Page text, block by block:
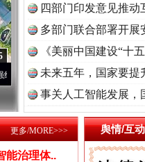
记初心使命 奋进复兴征程丨“转折之城
读
四部门印发意见推
多部门联合部署开展
《美丽中国建设“十
未来五年，国家要提
事关人工智能发展
舆情/互动
能治理体..
更多/MORE>>>